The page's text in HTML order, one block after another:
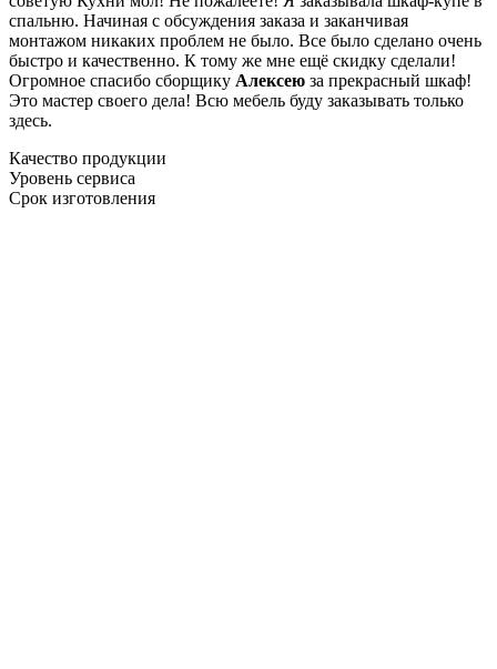
спальню. Начиная с обсуждения заказа и заканчивая
монтажом никаких проблем не было. Все было сделано очень
быстро и качественно. К тому же мне ещё скидку сделали!
Огромное спасибо сборщику Алексею за прекрасный шкаф!
Это мастер своего дела! Всю мебель буду заказывать только
здесь.
Качество продукции
Уровень сервиса
Срок изготовления